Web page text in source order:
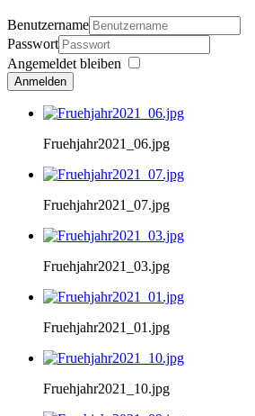
Benutzername
Passwort
Angemeldet bleiben
Anmelden
Fruehjahr2021_06.jpg
Fruehjahr2021_07.jpg
Fruehjahr2021_03.jpg
Fruehjahr2021_01.jpg
Fruehjahr2021_10.jpg